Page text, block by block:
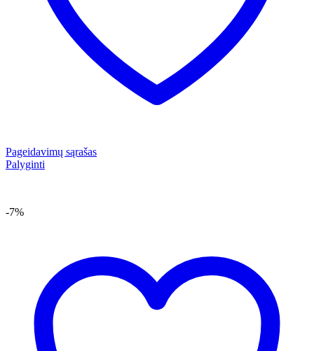
Pageidavimų sąrašas
Palyginti
-7%